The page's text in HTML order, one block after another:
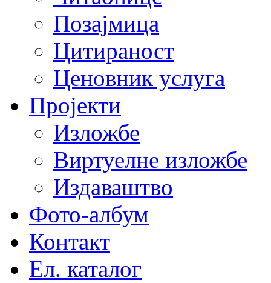
Позајмица
Цитираност
Ценовник услуга
Пројекти
Изложбе
Виртуелне изложбе
Издаваштво
Фото-албум
Контакт
Ел. каталог